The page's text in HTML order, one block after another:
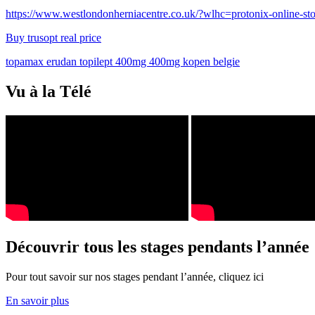
https://www.westlondonherniacentre.co.uk/?wlhc=protonix-online-
Buy trusopt real price
topamax erudan topilept 400mg 400mg kopen belgie
Vu à la Télé
Découvrir tous les stages pendants l’année
Pour tout savoir sur nos stages pendant l’année, cliquez ici
En savoir plus